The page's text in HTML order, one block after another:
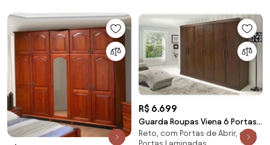
R$ 6.699
Guarda Roupas Viena 6 Portas
Domus Móveis
Reto, com Portas de Abrir, com